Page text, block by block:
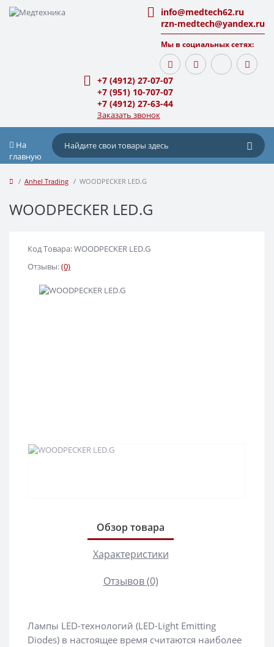
info@medtech62.ru
rzn-medtech@yandex.ru
Мы в социальных сетях:
+7 (4912) 27-07-07
+7 (951) 10-707-07
+7 (4912) 27-63-44
Заказать звонок
На
главную
Anhel Trading WOODPECKER LED.G
WOODPECKER LED.G
Код Товара: WOODPECKER LED.G
Отзывы:(0)
Обзор товара
Характеристики
Отзывов (0)
Лампы LED-технологий (LED-Light Emitting
Diodes) в настоящее время считаются наиболее